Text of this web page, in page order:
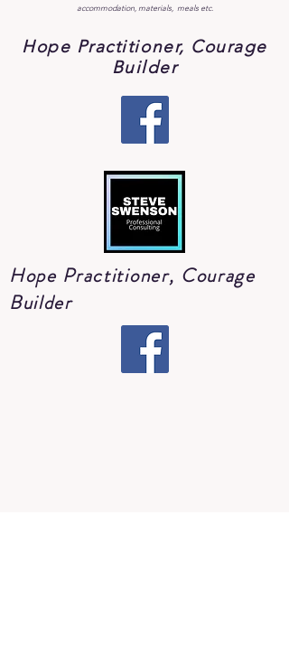
accommodation, materials, meals etc.
Hope Practitioner, Courage
Builder
Hope Practitioner, Courage
Builder